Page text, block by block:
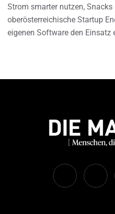
Strom smarter nutzen,
oberösterreichische Startup
eigenen Software den Einsatz